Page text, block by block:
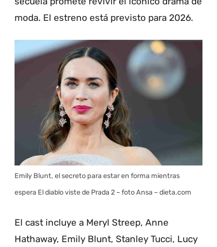
moda. El estreno está previsto para 2026.
Emily Blunt, el secreto para estar en forma mientras
espera El diablo viste de Prada 2 – foto Ansa – dieta.com
El cast incluye a Meryl Streep, Anne
Hathaway, Emily Blunt, Stanley Tucci, Lucy